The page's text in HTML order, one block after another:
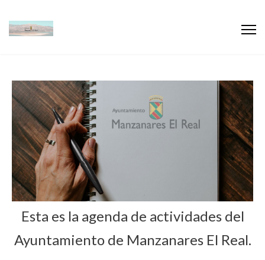
Esta es la agenda de actividades del
Ayuntamiento de Manzanares El Real.